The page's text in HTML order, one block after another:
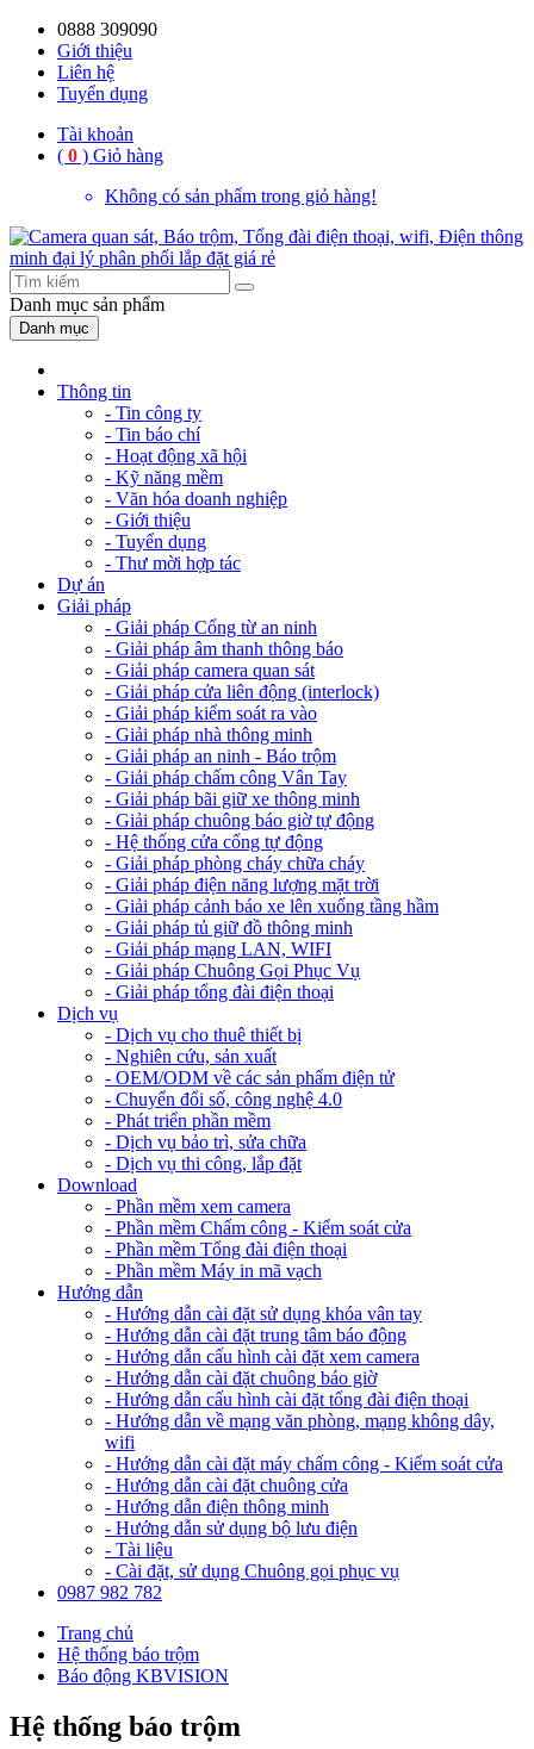
0888 309090
Giới thiệu
Liên hệ
Tuyển dụng
Tài khoản
( 0 ) Giỏ hàng
Không có sản phẩm trong giỏ hàng!
Danh mục sản phẩm
Danh mục
Thông tin
- Tin công ty
- Tin báo chí
- Hoạt động xã hội
- Kỹ năng mềm
- Văn hóa doanh nghiệp
- Giới thiệu
- Tuyển dụng
- Thư mời hợp tác
Dự án
Giải pháp
- Giải pháp Cổng từ an ninh
- Giải pháp âm thanh thông báo
- Giải pháp camera quan sát
- Giải pháp cửa liên động (interlock)
- Giải pháp kiểm soát ra vào
- Giải pháp nhà thông minh
- Giải pháp an ninh - Báo trộm
- Giải pháp chấm công Vân Tay
- Giải pháp bãi giữ xe thông minh
- Giải pháp chuông báo giờ tự động
- Hệ thống cửa cổng tự động
- Giải pháp phòng cháy chữa cháy
- Giải pháp điện năng lượng mặt trời
- Giải pháp cảnh báo xe lên xuống tầng hầm
- Giải pháp tủ giữ đồ thông minh
- Giải pháp mạng LAN, WIFI
- Giải pháp Chuông Gọi Phục Vụ
- Giải pháp tổng đài điện thoại
Dịch vụ
- Dịch vụ cho thuê thiết bị
- Nghiên cứu, sản xuất
- OEM/ODM về các sản phẩm điện tử
- Chuyển đổi số, công nghệ 4.0
- Phát triển phần mềm
- Dịch vụ bảo trì, sửa chữa
- Dịch vụ thi công, lắp đặt
Download
- Phần mềm xem camera
- Phần mềm Chấm công - Kiểm soát cửa
- Phần mềm Tổng đài điện thoại
- Phần mềm Máy in mã vạch
Hướng dẫn
- Hướng dẫn cài đặt sử dụng khóa vân tay
- Hướng dẫn cài đặt trung tâm báo động
- Hướng dẫn cấu hình cài đặt xem camera
- Hướng dẫn cài đặt chuông báo giờ
- Hướng dẫn cấu hình cài đặt tổng đài điện thoại
- Hướng dẫn về mạng văn phòng, mạng không dây,
wifi
- Hướng dẫn cài đặt máy chấm công - Kiểm soát cửa
- Hướng dẫn cài đặt chuông cửa
- Hướng dẫn điện thông minh
- Hướng dẫn sử dụng bộ lưu điện
- Tài liệu
- Cài đặt, sử dụng Chuông gọi phục vụ
0987 982 782
Trang chủ
Hệ thống báo trộm
Báo động KBVISION
Hệ thống báo trộm